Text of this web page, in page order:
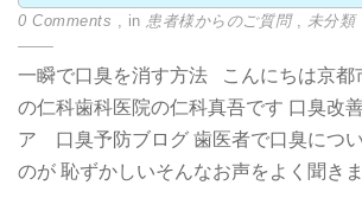
0 Comments , in 患者様からのご質問, 未分類
一瞬で口臭を消す方法 こんにちは京都
の仁科歯科医院の仁科真吾です 口臭改
ア 口臭予防ブログ 歯医者で口臭につ
のが 恥ずかしいそんなお声をよく聞き